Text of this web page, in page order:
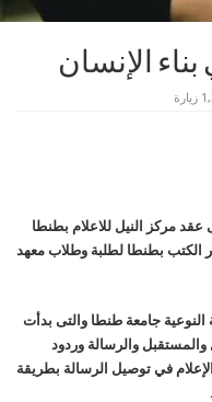
الإنسان
عقد مركز النيل للاعلام بطنطا
” بمقر دار الكتب بطنطا لطلبة وطلاب معهد
النوعية جامعة طنطا والتى بدأت
والرسالة وردود
في توصيل الرسالة بطريقة